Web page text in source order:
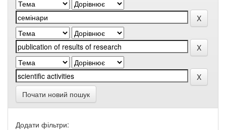
Почати новий пошук
Додати фільтри: